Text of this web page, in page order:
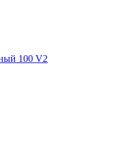
100 V2